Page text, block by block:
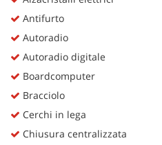
Antifurto
Autoradio
Autoradio digitale
Boardcomputer
Bracciolo
Cerchi in lega
Chiusura centralizzata